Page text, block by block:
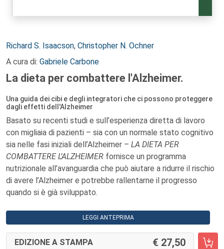
Autori:
Richard S. Isaacson, Christopher N. Ochner
A cura di: Gabriele Carbone
La dieta per combattere l'Alzheimer.
Una guida dei cibi e degli integratori che ci possono proteggere
dagli effetti dell'Alzheimer
Basato su recenti studi e sull’esperienza diretta di lavoro
con migliaia di pazienti – sia con un normale stato cognitivo
sia nelle fasi iniziali dell’Alzheimer – LA DIETA PER
COMBATTERE L’ALZHEIMER fornisce un programma
nutrizionale all’avanguardia che può aiutare a ridurre il rischio
di avere l’Alzheimer e potrebbe rallentarne il progresso
quando si è già sviluppato.
LEGGI ANTEPRIMA
EDIZIONE A STAMPA 27,50